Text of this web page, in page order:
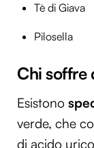
Tè di Giava
Pilosella
Chi soffre
Esistono
verde, che
di acido